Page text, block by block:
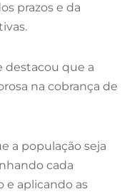
prazos e da
destacou que a
na cobrança de
a população seja
cada
e aplicando as